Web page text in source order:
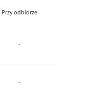
Przy odbiorze
-
-